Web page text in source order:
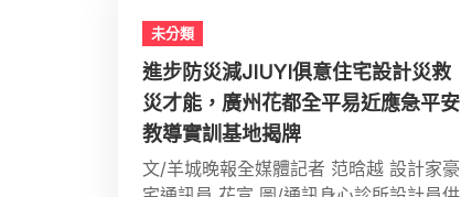
未分類
進步防災減JIUYI俱意住宅設計災救
災才能，廣州花都全平易近應急平安
教導實訓基地揭牌
文/羊城晚報全媒體記者 范晗越 設計家豪